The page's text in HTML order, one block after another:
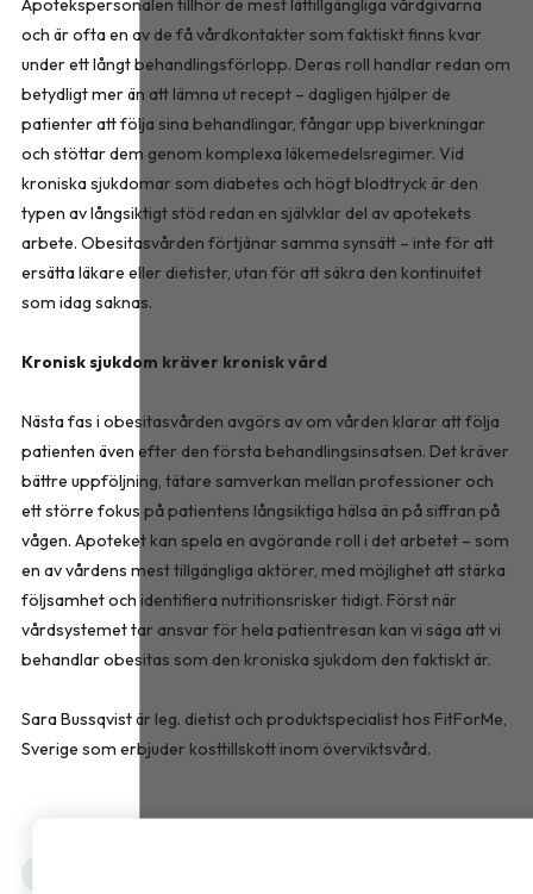
Apotekspersonalen tillhör de mest lättillgängliga vårdgivarna
och är ofta en av de få vårdkontakter som faktiskt finns kvar
under ett långt behandlingsförlopp. Deras roll handlar redan om
betydligt mer än att lämna ut recept – dagligen hjälper de
patienter att följa sina behandlingar, fångar upp biverkningar
och stöttar dem genom komplexa läkemedelsregimer. Vid
kroniska sjukdomar som diabetes och högt blodtryck är den
typen av långsiktigt stöd redan en självklar del av apotekets
arbete. Obesitasvården förtjänar samma synsätt – inte för att
ersätta läkare eller dietister, utan för att säkra den kontinuitet
som idag saknas.
Kronisk sjukdom kräver kronisk vård
Nästa fas i obesitasvården avgörs av om vården klarar att följa
patienten även efter den första behandlingsinsatsen. Det kräver
bättre uppföljning, tätare samverkan mellan professioner och
ett större fokus på patientens långsiktiga hälsa än på siffran på
vågen. Apoteket kan spela en avgörande roll i det arbetet – som
en av vårdens mest tillgängliga aktörer, med möjlighet att stärka
följsamhet och identifiera nutritionsrisker tidigt. Först när
vårdsystemet tar ansvar för hela patientresan kan vi säga att vi
behandlar obesitas som den kroniska sjukdom den faktiskt är.
Sara Bussqvist är leg. dietist och produktspecialist hos FitForMe,
Sverige som erbjuder kosttillskott inom överviktsvård.